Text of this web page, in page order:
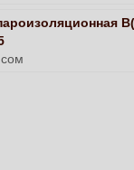
сом